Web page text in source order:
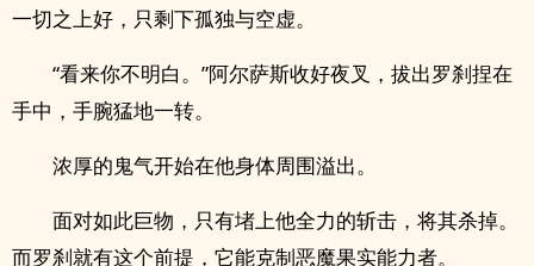
一切之上好，只剩下孤独与空虚。
“看来你不明白。”阿尔萨斯收好夜叉，拔出罗刹捏在
手中，手腕猛地一转。
浓厚的鬼气开始在他身体周围溢出。
面对如此巨物，只有堵上他全力的斩击，将其杀掉。
而罗刹就有这个前提，它能克制恶魔果实能力者。